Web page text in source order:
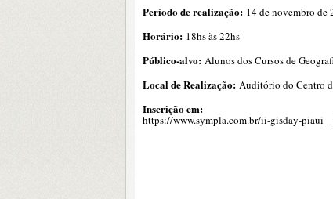
Período de realização: 14 de novembro de
Horário: 18hs às 22hs
Público-alvo: Alunos dos Cursos de
Local de Realização: Auditório do Centro
Inscrição em:
https://www.sympla.com.br/ii-gisday-